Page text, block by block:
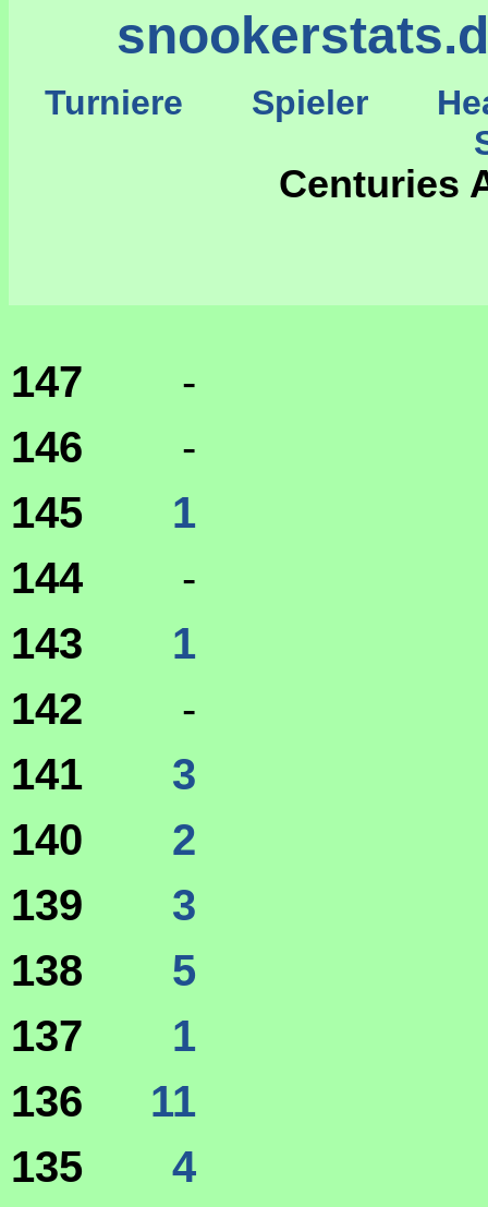
Turniere Spieler
Centuries
147
-
146
-
145
1
144
-
143
1
142
-
141
3
140
2
139
3
138
5
137
1
136
11
135
4